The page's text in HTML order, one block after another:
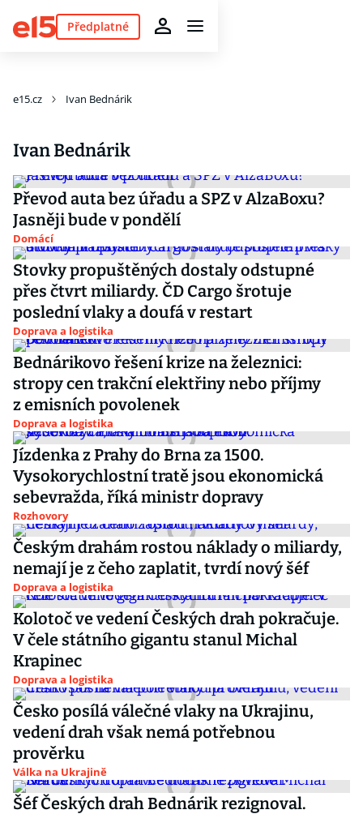
Předplatné
e15.cz Ivan Bednárik
Ivan Bednárik
Převod auta bez úřadu a SPZ v AlzaBoxu?
Jasněji bude v pondělí
Domácí
Stovky propuštěných dostaly odstupné
přes čtvrt miliardy. ČD Cargo šrotuje
poslední vlaky a doufá v restart
Doprava a logistika
Bednárikovo řešení krize na železnici:
stropy cen trakční elektřiny nebo příjmy
z emisních povolenek
Doprava a logistika
Jízdenka z Prahy do Brna za 1500.
Vysokorychlostní tratě jsou ekonomická
sebevražda, říká ministr dopravy
Rozhovory
Českým drahám rostou náklady o miliardy,
nemají je z čeho zaplatit, tvrdí nový šéf
Doprava a logistika
Kolotoč ve vedení Českých drah pokračuje.
V čele státního gigantu stanul Michal
Krapinec
Doprava a logistika
Česko posílá válečné vlaky na Ukrajinu,
vedení drah však nemá potřebnou
prověrku
Válka na Ukrajině
Šéf Českých drah Bednárik rezignoval.